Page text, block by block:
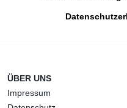
ÜBER UNS
Impressum